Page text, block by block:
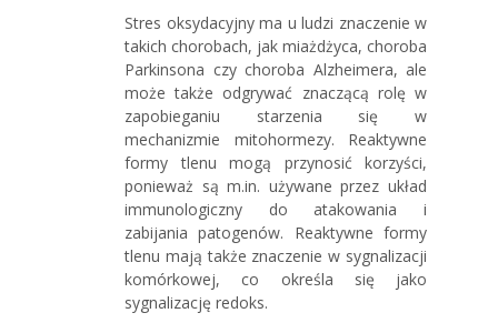
Stres oksydacyjny ma u ludzi znaczenie w
takich chorobach, jak miażdżyca, choroba
Parkinsona czy choroba Alzheimera, ale
może także odgrywać znaczącą rolę w
zapobieganiu starzenia się w
mechanizmie mitohormezy. Reaktywne
formy tlenu mogą przynosić korzyści,
ponieważ są m.in. używane przez układ
immunologiczny do atakowania i
zabijania patogenów. Reaktywne formy
tlenu mają także znaczenie w sygnalizacji
komórkowej, co określa się jako
sygnalizację redoks.